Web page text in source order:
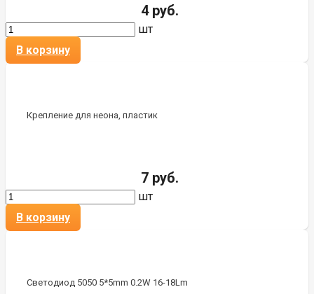
4 руб.
шт
В корзину
Крепление для неона, пластик
7 руб.
шт
В корзину
Светодиод 5050 5*5mm 0.2W 16-18Lm